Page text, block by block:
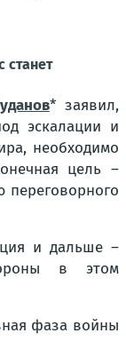
станет
* заявил,
эскалации и
необходимо
цель –
переговорного
и дальше –
в этом
фаза войны